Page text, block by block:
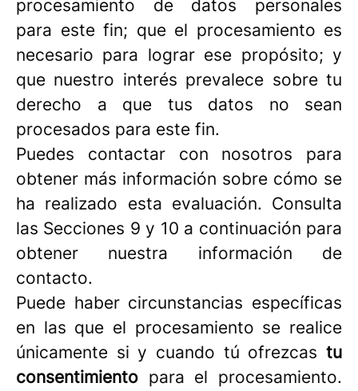
procesamiento de datos personales
para este fin; que el procesamiento es
necesario para lograr ese propósito; y
que nuestro interés prevalece sobre tu
derecho a que tus datos no sean
procesados para este fin.
Puedes contactar con nosotros para
obtener más información sobre cómo se
ha realizado esta evaluación. Consulta
las Secciones 9 y 10 a continuación para
obtener nuestra información de
contacto.
Puede haber circunstancias específicas
en las que el procesamiento se realice
únicamente si y cuando tú ofrezcas tu
consentimiento para el procesamiento.